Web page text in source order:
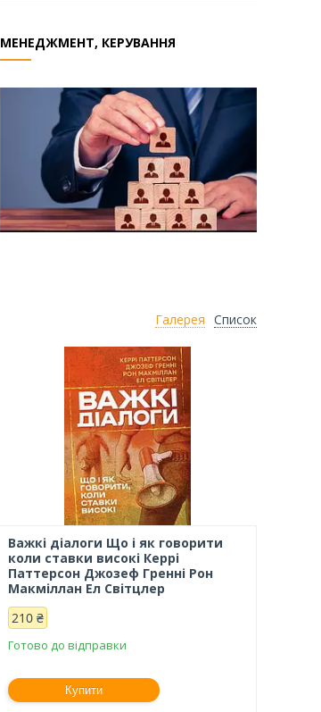
МЕНЕДЖМЕНТ, КЕРУВАННЯ
Галерея Список
Важкі діалоги Що і як говорити
коли ставки високі Керрі
Паттерсон Джозеф Гренні Рон
Макміллан Ел Світцлер
210 ₴
Готово до відправки
Купити